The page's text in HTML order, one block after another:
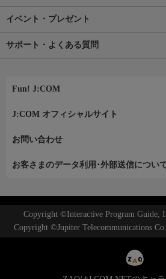
イベント・プレゼント
サポート・よくある質問
Fun! J:COM
J:COM オフィシャルサイト
お問い合わせ
お客さまのデータ利用･外部送信につい
Copyright ©Interactive Program Guide,
Copyright ©Jupiter Telecommunications